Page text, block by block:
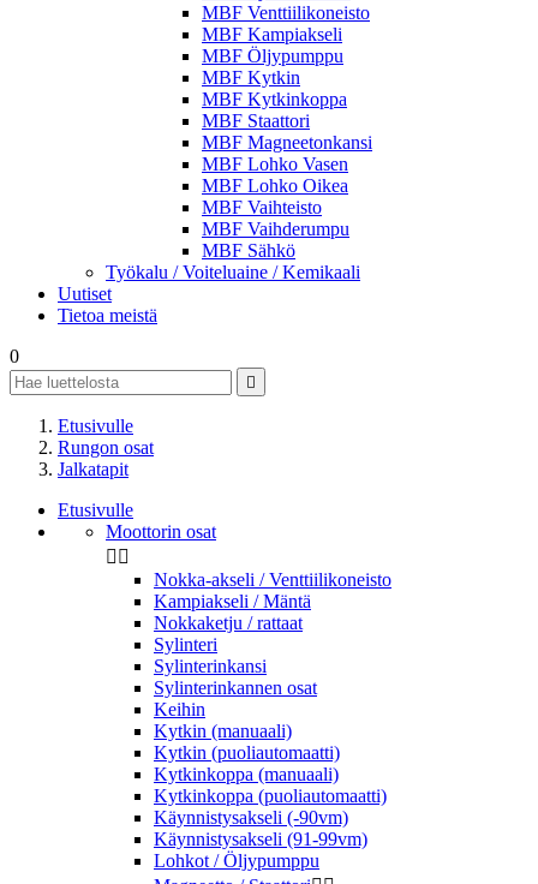
MBF Venttiilikoneisto
MBF Kampiakseli
MBF Öljypumppu
MBF Kytkin
MBF Kytkinkoppa
MBF Staattori
MBF Magneetonkansi
MBF Lohko Vasen
MBF Lohko Oikea
MBF Vaihteisto
MBF Vaihderumpu
MBF Sähkö
Työkalu / Voiteluaine / Kemikaali
Uutiset
Tietoa meistä
0

Etusivulle
Rungon osat
Jalkatapit
Etusivulle
Moottorin osat
 
Nokka-akseli / Venttiilikoneisto
Kampiakseli / Mäntä
Nokkaketju / rattaat
Sylinteri
Sylinterinkansi
Sylinterinkannen osat
Keihin
Kytkin (manuaali)
Kytkin (puoliautomaatti)
Kytkinkoppa (manuaali)
Kytkinkoppa (puoliautomaatti)
Käynnistysakseli (-90vm)
Käynnistysakseli (91-99vm)
Lohkot / Öljypumppu